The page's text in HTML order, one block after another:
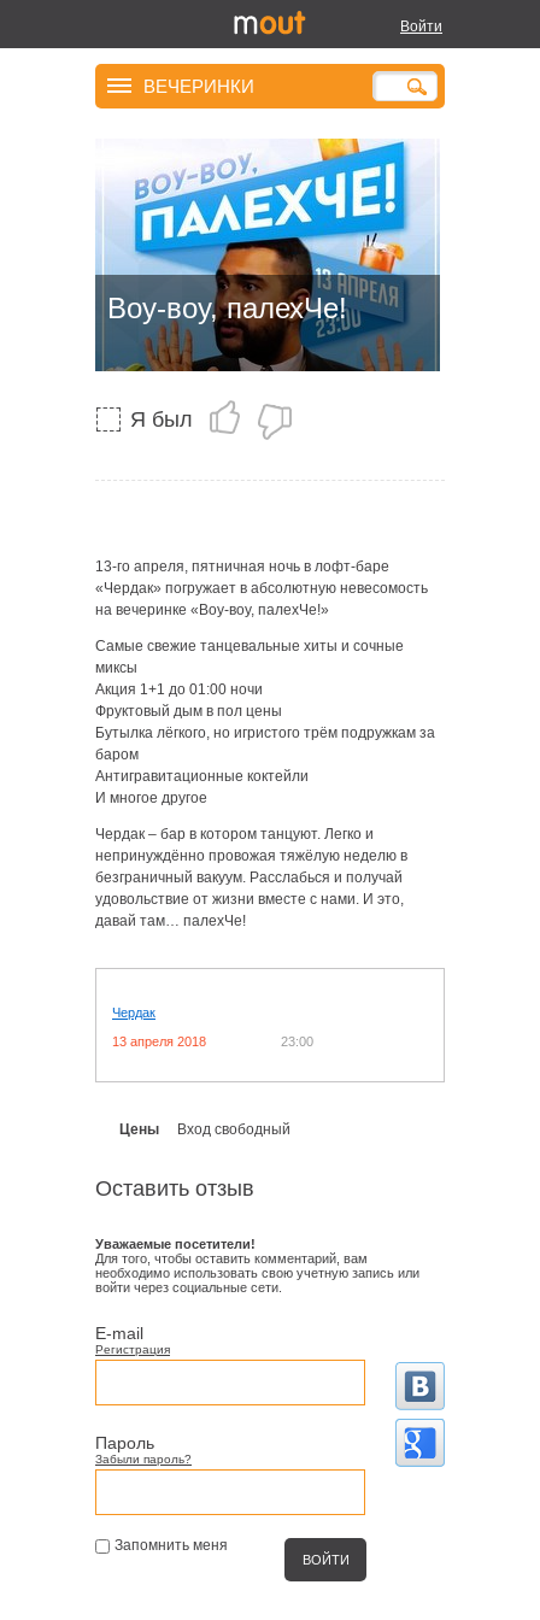
Войти
ВЕЧЕРИНКИ
Воу-воу, палехЧе!
Я был
13-го апреля, пятничная ночь в лофт-баре
«Чердак» погружает в абсолютную невесомость
на вечеринке «Воу-воу, палехЧе!»
Самые свежие танцевальные хиты и сочные
миксы
Акция 1+1 до 01:00 ночи
Фруктовый дым в пол цены
Бутылка лёгкого, но игристого трём подружкам за
баром
Антигравитационные коктейли
И многое другое
Чердак – бар в котором танцуют. Легко и
непринуждённо провожая тяжёлую неделю в
безграничный вакуум. Расслабься и получай
удовольствие от жизни вместе с нами. И это,
давай там… палехЧе!
Чердак
13 апреля 2018
23:00
Цены Вход свободный
Оставить отзыв
Уважаемые посетители!
Для того, чтобы оставить комментарий, вам
необходимо использовать свою учетную запись или
войти через социальные сети.
E-mail
Регистрация
Пароль
Забыли пароль?
Запомнить меня